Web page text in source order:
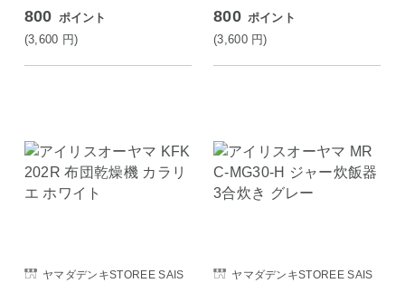
800 ポイント
(3,600 円)
800 ポイント
(3,600 円)
ヤマダデンキSTOREE SAIS
ヤマダデンキSTOREE SAIS